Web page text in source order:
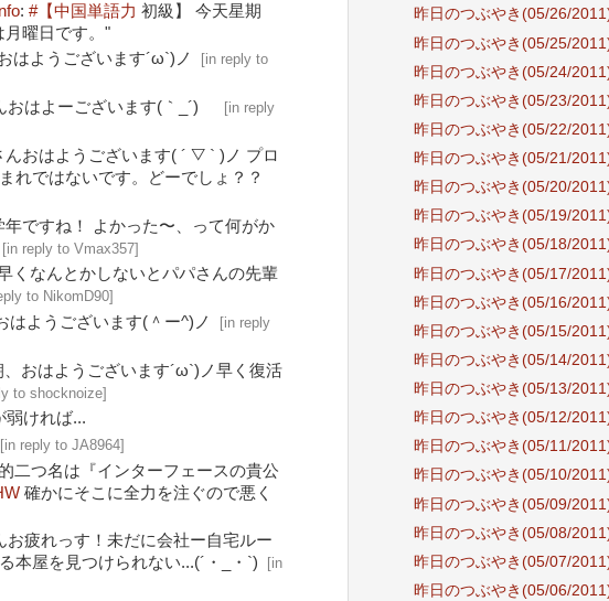
:#【中国単語力 初級】 今天星期
月曜日です。"
はようございます´ω`)ノ [in reply to
はよーございます(｀_´)ゞ [in reply
んおはようございます( ´ ▽ ` )ノ プロ
れではないです。どーでしょ？？
年ですね！ よかった〜、って何がか
[in reply to Vmax357]
くなんとかしないとパパさんの先輩
to NikomD90]
はようございます(＾ー^)ノ [in reply
、おはようございます´ω`)ノ早く復活
to shocknoize]
弱ければ...
[in reply to JA8964]
二つ名は『インターフェースの貴公
確かにそこに全力を注ぐので悪く
お疲れっす！未だに会社ー自宅ルー
本屋を見つけられない...(´・_・`) [in
昨日のつぶやき(05/26/
昨日のつぶやき(05/25/
昨日のつぶやき(05/24/
昨日のつぶやき(05/23/
昨日のつぶやき(05/22/
昨日のつぶやき(05/21/
昨日のつぶやき(05/20/
昨日のつぶやき(05/19/
昨日のつぶやき(05/18/
昨日のつぶやき(05/17/
昨日のつぶやき(05/16/
昨日のつぶやき(05/15/
昨日のつぶやき(05/14/
昨日のつぶやき(05/13/
昨日のつぶやき(05/12/
昨日のつぶやき(05/11/
昨日のつぶやき(05/10/
昨日のつぶやき(05/09/
昨日のつぶやき(05/08/
昨日のつぶやき(05/07/
昨日のつぶやき(05/06/